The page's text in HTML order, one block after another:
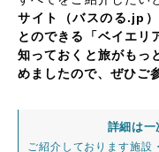
サイト（バスのる.jp
とのできる「ベイエリ
知っておくと旅がもっ
めましたので、ぜひご
詳細は一
ご紹介しております施設